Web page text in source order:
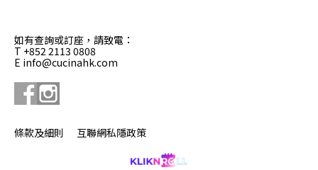
如有查詢或訂座，請致電：
T +852 2113 0808
E info@cucinahk.com
條款及細則 互聯網私隱政策